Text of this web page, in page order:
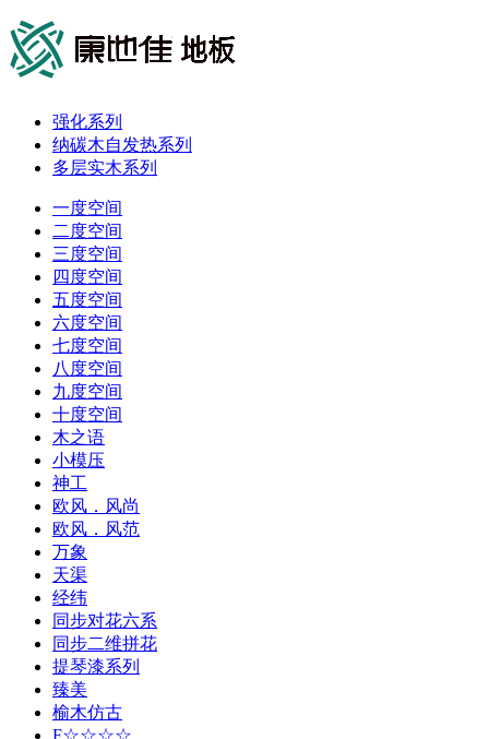
强化系列
纳碳木自发热系列
多层实木系列
一度空间
二度空间
三度空间
四度空间
五度空间
六度空间
七度空间
八度空间
九度空间
十度空间
木之语
小模压
神工
欧风．风尚
欧风．风范
万象
天渠
经纬
同步对花六系
同步二维拼花
提琴漆系列
臻美
榆木仿古
F☆☆☆☆